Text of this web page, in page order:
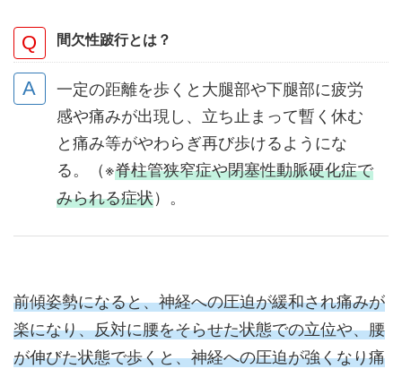
間欠性跛行とは？
一定の距離を歩くと大腿部や下腿部に疲労
感や痛みが出現し、立ち止まって暫く休む
と痛み等がやわらぎ再び歩けるようにな
る。（※脊柱管狭窄症や閉塞性動脈硬化症で
みられる症状）。
前傾姿勢になると、神経への圧迫が緩和され痛みが
楽になり、反対に腰をそらせた状態での立位や、腰
が伸びた状態で歩くと、神経への圧迫が強くなり痛